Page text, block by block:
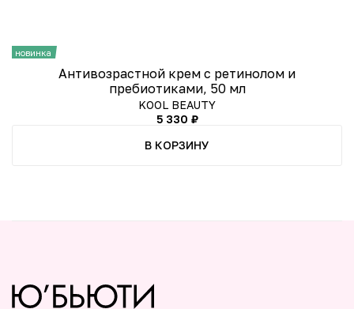
новинка
Антивозрастной крем с ретинолом и
пребиотиками, 50 мл
KOOL BEAUTY
5 330 ₽
В КОРЗИНУ